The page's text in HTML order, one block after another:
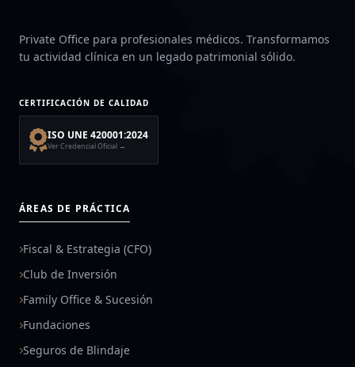
Private Office para profesionales médicos. Transformamos
tu actividad clínica en un legado patrimonial sólido.
CERTIFICACIÓN DE CALIDAD
ISO UNE 420001:2024
Ver Credencial Oficial →
ÁREAS DE PRÁCTICA
Fiscal & Estrategia (CFO)
Club de Inversión
Family Office & Sucesión
Fundaciones
Seguros de Blindaje